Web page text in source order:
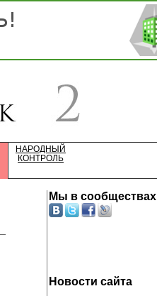
НАРОДНЫЙ
КОНТРОЛЬ
Мы в сообществах
Новости сайта